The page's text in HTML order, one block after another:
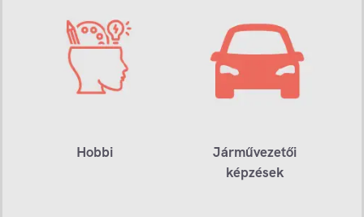
Hobbi
Járművezetői
képzések